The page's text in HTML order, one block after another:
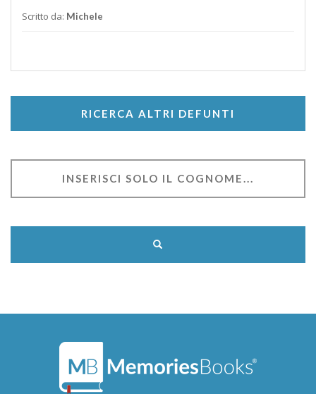
Scritto da: Michele
RICERCA ALTRI DEFUNTI